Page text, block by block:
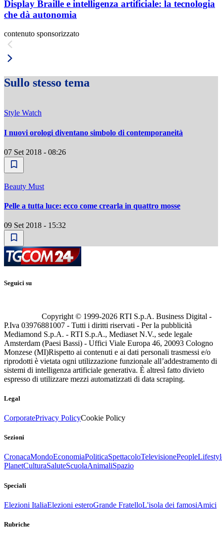
Display Braille e intelligenza artificiale: la tecnologia
che dà autonomia
contenuto sponsorizzato
Sullo stesso tema
Style Watch
I nuovi orologi diventano simbolo di contemporaneità
07 Set 2018 - 08:26
Beauty Must
Pelle a tutta luce: ecco come crearla in quattro mosse
09 Set 2018 - 15:32
Seguici su
Copyright © 1999-2026 RTI S.p.A. Business Digital -
P.Iva 03976881007 - Tutti i diritti riservati - Per la pubblicità
Mediamond S.p.A. - RTI S.p.A., Mediaset N.V., sede legale
Amsterdam (Paesi Bassi) - Uffici Viale Europa 46, 20093 Cologno
Monzese (MI)Rispetto ai contenuti e ai dati personali trasmessi e/o
riprodotti è vietata ogni utilizzazione funzionale all’addestramento di
sistemi di intelligenza artificiale generativa. È altresì fatto divieto
espresso di utilizzare mezzi automatizzati di data scraping.
Legal
CorporatePrivacy PolicyCookie Policy
Sezioni
CronacaMondoEconomiaPoliticaSpettacoloTelevisionePeople
PlanetCulturaSaluteScuolaAnimaliSpazio
Speciali
Elezioni ItaliaElezioni esteroGrande FratelloL'isola dei famosiAmici
Rubriche